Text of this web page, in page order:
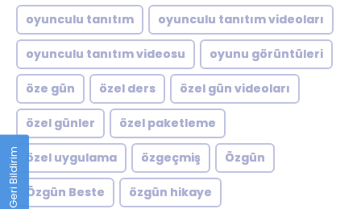
oyunculu tanıtım oyunculu tanıtım videoları
oyunculu tanıtım videosu oyunu görüntüleri
öze gün özel ders özel gün videoları
özel günler özel paketleme
özel uygulama özgeçmiş Özgün
Özgün Beste özgün hikaye
Geri Bildirim